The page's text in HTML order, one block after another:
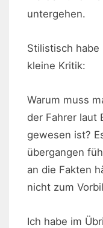
untergehen.
Stilistisch habe
kleine Kritik:
Warum muss
der Fahrer laut
gewesen ist?
übergangen
an die Fakten
nicht zum
Ich habe im